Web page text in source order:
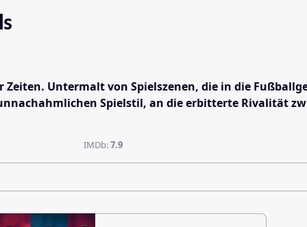
Untermalt von Spielszenen, die in die
Spielstil, an die erbitterte Rivalität
IMDb:7.9